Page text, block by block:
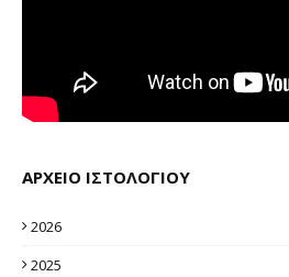
ΑΡΧΕΙΟ ΙΣΤΟΛΟΓΙΟΥ
2026
2025